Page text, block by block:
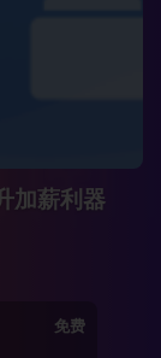
加薪利器
免费